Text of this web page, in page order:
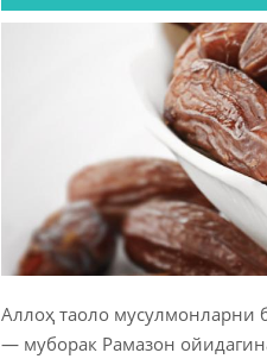
Аллоҳ таоло
— муборак Рамазон